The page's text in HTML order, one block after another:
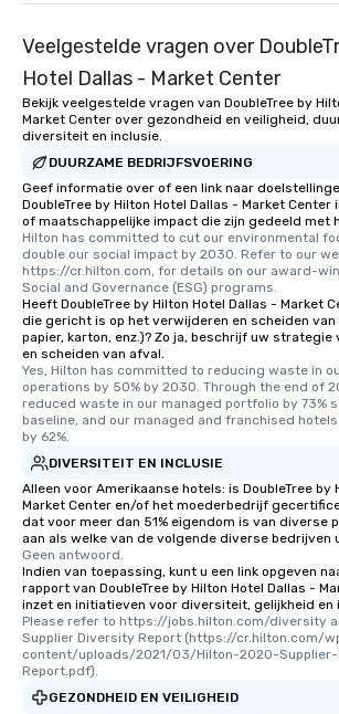
Veelgestelde vragen over
Hotel Dallas - Market Center
Bekijk veelgestelde vragen van DoubleTree by
Market Center over gezondheid en veiligheid,
diversiteit en inclusie.
DUURZAME BEDRIJFSVOERING
Geef informatie over of een link naar
DoubleTree by Hilton Hotel Dallas - Market Center
of maatschappelijke impact die zijn gedeeld met
Hilton has committed to cut our environmental
double our social impact by 2030. Refer to our
https://cr.hilton.com, for details on our award-
Social and Governance (ESG) programs.
Heeft DoubleTree by Hilton Hotel Dallas - Market
die gericht is op het verwijderen en scheiden
papier, karton, enz.)? Zo ja, beschrijf uw
en scheiden van afval.
Yes, Hilton has committed to reducing waste in
operations by 50% by 2030. Through the end of
reduced waste in our managed portfolio by 73%
baseline, and our managed and franchised
by 62%.
DIVERSITEIT EN INCLUSIE
Alleen voor Amerikaanse hotels: is DoubleTree by
Market Center en/of het moederbedrijf
dat voor meer dan 51% eigendom is van diverse
aan als welke van de volgende diverse bedrijven
Geen antwoord.
Indien van toepassing, kunt u een link opgeven
rapport van DoubleTree by Hilton Hotel Dallas -
inzet en initiatieven voor diversiteit, gelijkheid en
Please refer to https://jobs.hilton.com/diversity
Supplier Diversity Report (https://cr.hilton.com/
content/uploads/2021/03/Hilton-2020-
Report.pdf).
GEZONDHEID EN VEILIGHEID